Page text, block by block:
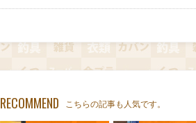
RECOMMEND こちらの記事も人気です。